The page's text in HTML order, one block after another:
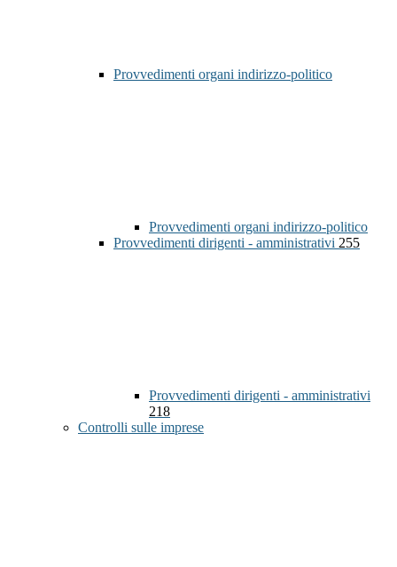
Provvedimenti organi indirizzo-politico
Provvedimenti organi indirizzo-politico
Provvedimenti dirigenti - amministrativi 255
Provvedimenti dirigenti - amministrativi
218
Controlli sulle imprese